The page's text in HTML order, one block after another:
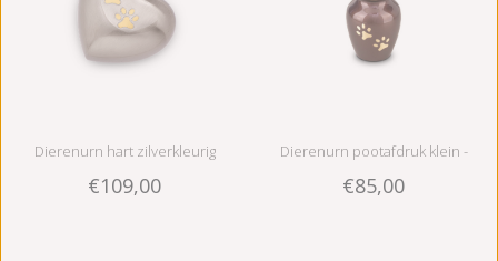
Dierenurn hart zilverkleurig
medium - messing
€109,00
Dierenurn pootafdruk klein -
messing
€85,00